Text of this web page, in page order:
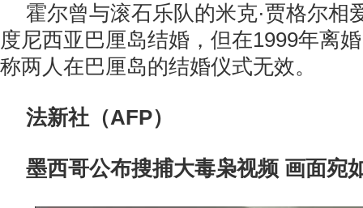
霍尔曾与滚石乐队的米克·贾格尔相
度尼西亚巴厘岛结婚，但在1999年离
称两人在巴厘岛的结婚仪式无效。
法新社（AFP）
墨西哥公布搜捕大毒枭视频 画面宛